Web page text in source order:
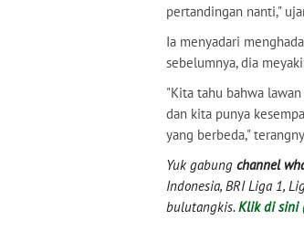
pertandingan nanti,"
Ia menyadari
sebelumnya, dia
"Kita tahu bahwa
dan kita punya
yang berbeda,"
Yuk gabung channel
Indonesia, BRI Liga 1,
bulutangkis. Klik di sini